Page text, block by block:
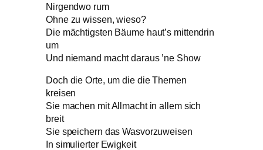
Nirgendwo rum
Ohne zu wissen, wieso?
Die mächtigsten Bäume haut’s mittendrin
um
Und niemand macht daraus ’ne Show
Doch die Orte, um die die Themen
kreisen
Sie machen mit Allmacht in allem sich
breit
Sie speichern das Wasvorzuweisen
In simulierter Ewigkeit